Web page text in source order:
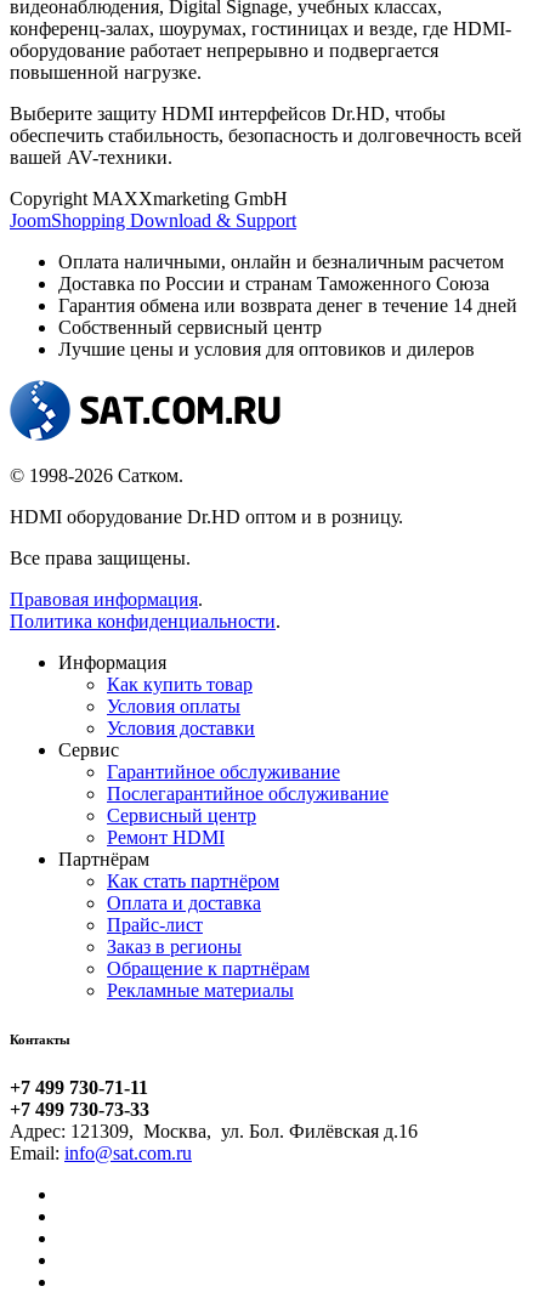
видеонаблюдения, Digital Signage, учебных классах,
конференц-залах, шоурумах, гостиницах и везде, где HDMI-
оборудование работает непрерывно и подвергается
повышенной нагрузке.
Выберите защиту HDMI интерфейсов Dr.HD, чтобы
обеспечить стабильность, безопасность и долговечность всей
вашей AV-техники.
Copyright MAXXmarketing GmbH
JoomShopping Download & Support
Оплата наличными, онлайн и безналичным расчетом
Доставка по России и странам Таможенного Союза
Гарантия обмена или возврата денег в течение 14 дней
Собственный сервисный центр
Лучшие цены и условия для оптовиков и дилеров
© 1998-2026 Сатком.
HDMI оборудование Dr.HD оптом и в розницу.
Все права защищены.
Правовая информация.
Политика конфиденциальности.
Информация
Как купить товар
Условия оплаты
Условия доставки
Сервис
Гарантийное обслуживание
Послегарантийное обслуживание
Сервисный центр
Ремонт HDMI
Партнёрам
Как стать партнёром
Оплата и доставка
Прайс-лист
Заказ в регионы
Обращение к партнёрам
Рекламные материалы
Контакты
+7 499 730-71-11
+7 499 730-73-33
Адрес: 121309, Москва, ул. Бол. Филёвская д.16
Email: